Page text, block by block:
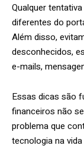
Qualquer
diferentes do
Além disso,
desconhecidos,
e-mails,
Essas dicas são
financeiros não
problema que
tecnologia na